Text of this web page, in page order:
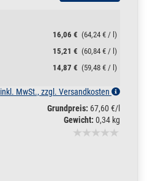
16,06 € (64,24 € / l)
15,21 € (60,84 € / l)
14,87 € (59,48 € / l)
inkl. MwSt., zzgl. Versandkosten
Grundpreis: 67,60 €/l
Gewicht: 0,34 kg